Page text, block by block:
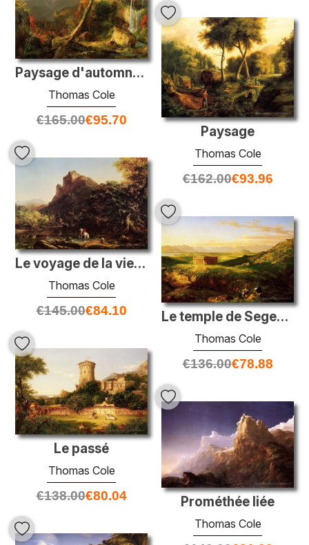
Paysage d'automne (mont Chocorua)
Thomas Cole
€165.00€95.70
Paysage
Thomas Cole
€162.00€93.96
Le voyage de la vie de la vie
Thomas Cole
€145.00€84.10 Le temple de Segesta avec l'artiste Sketching
Thomas Cole
€136.00€78.88
Le passé
Thomas Cole
€138.00€80.04 Prométhée liée
Thomas Cole